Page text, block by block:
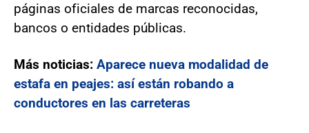
páginas oficiales de marcas reconocidas,
bancos o entidades públicas.
Más noticias: Aparece nueva modalidad de
estafa en peajes: así están robando a
conductores en las carreteras